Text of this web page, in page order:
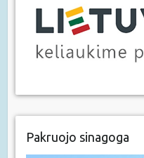
Pakruojo sinagoga